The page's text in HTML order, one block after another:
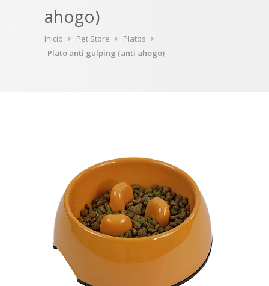
ahogo)
Inicio Pet Store
Platos
Plato anti gulping (anti ahogo)